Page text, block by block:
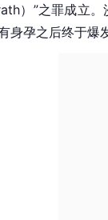
）”之罪成立
身孕之后终于爆